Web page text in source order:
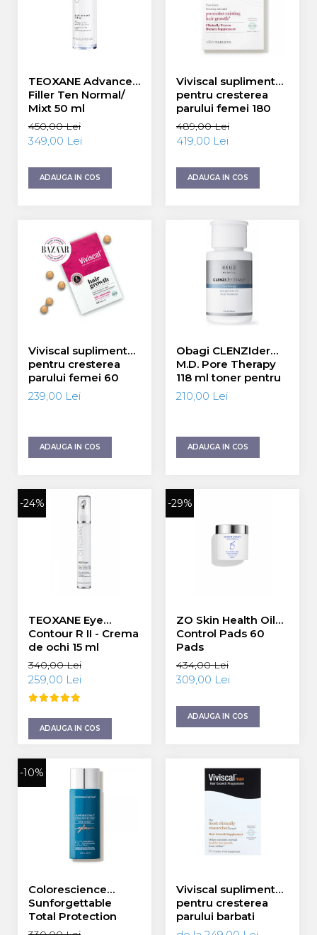
Longevitate & Regenerare
Superalimente & Detox
ZO SKIN HEALTH
ACNEE - ROZACEE
CURATARE - EXFOLIERE
ILUMINARE
INGRIJIREA OCHILOR
SETURI / KITURI
TEOXANE Advanced
Filler Ten Normal/
Mixt 50 ml
450,00 Lei
349,00 Lei
ADAUGA IN COS
Viviscal supliment
pentru cresterea
parului femei 180
tablete
489,00 Lei
419,00 Lei
ADAUGA IN COS
Viviscal supliment
pentru cresterea
parului femei 60
tablete
239,00 Lei
ADAUGA IN COS
Obagi CLENZIderm
M.D. Pore Therapy
118 ml toner pentru
ten acneic
210,00 Lei
ADAUGA IN COS
-24%
TEOXANE Eye
Contour R II - Crema
de ochi 15 ml
340,00 Lei
259,00 Lei
ADAUGA IN COS
-29%
ZO Skin Health Oil
Control Pads 60
Pads
434,00 Lei
309,00 Lei
ADAUGA IN COS
-10%
Colorescience
Sunforgettable
Total Protection
Face Shield Glow
Viviscal supliment
pentru cresterea
parului barbati
60/180 tablete